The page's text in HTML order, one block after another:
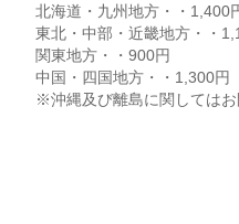
北海道・九州地方・・1,400
東北・中部・近畿地方・・
関東地方・・900円
中国・四国地方・・1,300円
※沖縄及び離島に関してはお